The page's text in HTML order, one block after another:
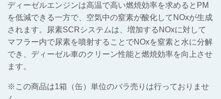
ディーゼルエンジンは高温で高い燃焼効率を求めるとPM
を低減できる一方で、空気中の窒素が酸化してNOxが生成
されます。尿素SCRシステムは、増加するNOxに対して
マフラー内で尿素を噴射することでNOxを窒素と水に分解
でき、ディーゼル車のクリーン性能と燃焼効率を向上させ
ます。
※この商品は1箱（缶）単位のバラ売りは行っておりませ